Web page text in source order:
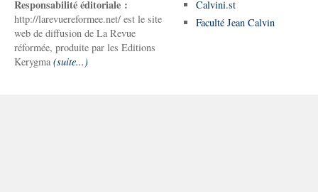
Responsabilité éditoriale :
http://larevuereformee.net/ est le site
web de diffusion de La Revue
réformée, produite par les Editions
Kerygma (suite...)
Calvini.st
Faculté Jean Calvin